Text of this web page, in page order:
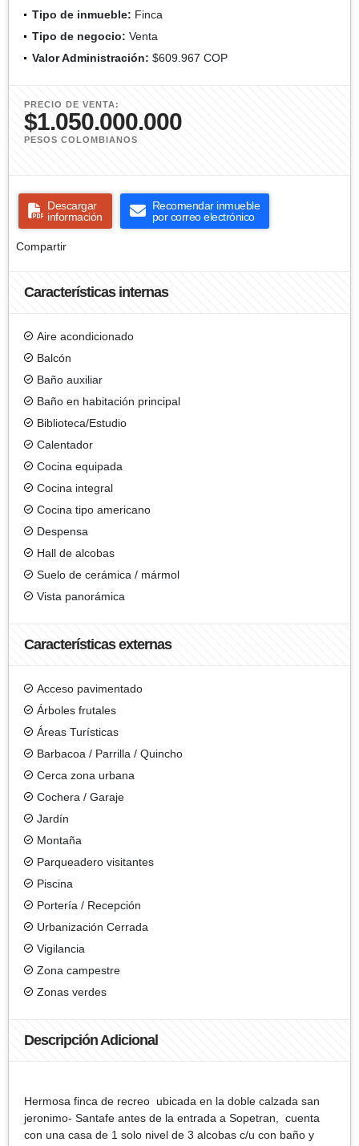
Tipo de inmueble: Finca
Tipo de negocio: Venta
Valor Administración: $609.967 COP
PRECIO DE VENTA:
$1.050.000.000
PESOS COLOMBIANOS
Descargar
información
Recomendar inmueble
por correo electrónico
Compartir
Características internas
Aire acondicionado
Balcón
Baño auxiliar
Baño en habitación principal
Biblioteca/Estudio
Calentador
Cocina equipada
Cocina integral
Cocina tipo americano
Despensa
Hall de alcobas
Suelo de cerámica / mármol
Vista panorámica
Características externas
Acceso pavimentado
Árboles frutales
Áreas Turísticas
Barbacoa / Parrilla / Quincho
Cerca zona urbana
Cochera / Garaje
Jardín
Montaña
Parqueadero visitantes
Piscina
Portería / Recepción
Urbanización Cerrada
Vigilancia
Zona campestre
Zonas verdes
Descripción Adicional
Hermosa finca de recreo ubicada en la doble calzada san
jeronimo- Santafe antes de la entrada a Sopetran, cuenta
con una casa de 1 solo nivel de 3 alcobas c/u con baño y